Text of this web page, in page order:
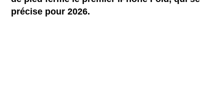
précise pour 2026.